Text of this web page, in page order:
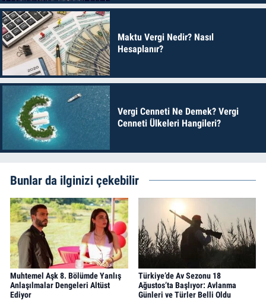
Maktu Vergi Nedir? Nasıl
Hesaplanır?
Vergi Cenneti Ne Demek? Vergi
Cenneti Ülkeleri Hangileri?
Bunlar da ilginizi çekebilir
Muhtemel Aşk 8. Bölümde Yanlış
Anlaşılmalar Dengeleri Altüst
Ediyor
Türkiye’de Av Sezonu 18
Ağustos’ta Başlıyor: Avlanma
Günleri ve Türler Belli Oldu